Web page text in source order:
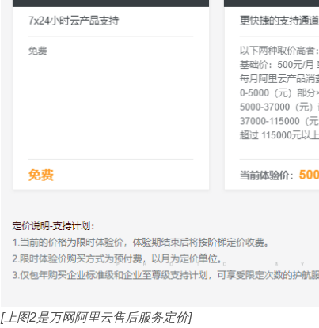
[上图2是万网阿里云售后服务定价]